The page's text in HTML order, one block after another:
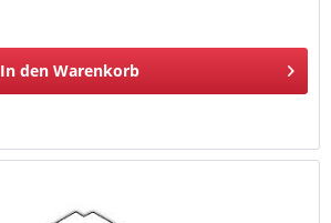
In den Warenkorb